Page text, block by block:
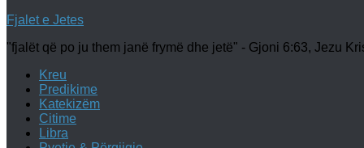
Fjalet e Jetes
"fjalët që po ju them janë frymë dhe jetë" - Gjoni 6:63, Jezu
Kreu
Predikime
Katekizëm
Citime
Libra